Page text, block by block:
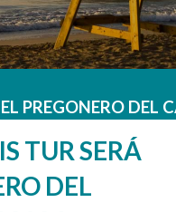
PREGONERO DEL
TUR SERÁ
DEL